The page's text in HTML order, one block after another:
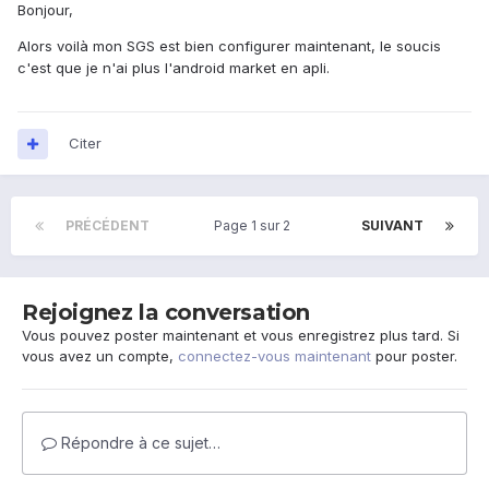
Bonjour,
Alors voilà mon SGS est bien configurer maintenant, le soucis
c'est que je n'ai plus l'android market en apli.
Citer
PRÉCÉDENT SUIVANT
Page 1 sur 2
Rejoignez la conversation
Vous pouvez poster maintenant et vous enregistrez plus tard. Si
vous avez un compte, connectez-vous maintenant pour poster.
Répondre à ce sujet…